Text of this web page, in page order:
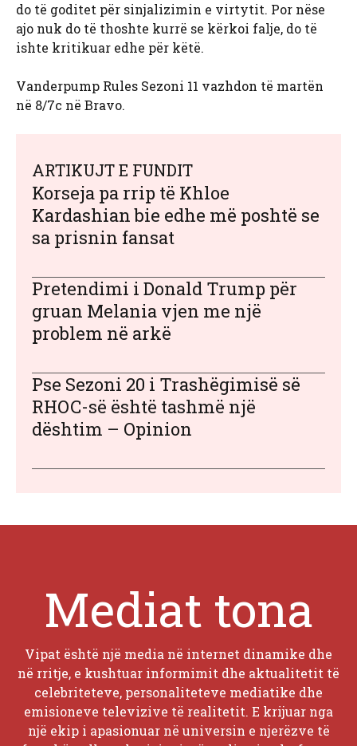
do të goditet për sinjalizimin e virtytit. Por nëse
ajo nuk do të thoshte kurrë se kërkoi falje, do të
ishte kritikuar edhe për këtë.
Vanderpump Rules Sezoni 11 vazhdon të martën
në 8/7c në Bravo.
ARTIKUJT E FUNDIT
Korseja pa rrip të Khloe
Kardashian bie edhe më poshtë se
sa prisnin fansat
Pretendimi i Donald Trump për
gruan Melania vjen me një
problem në arkë
Pse Sezoni 20 i Trashëgimisë së
RHOC-së është tashmë një
dështim – Opinion
Mediat tona
Vipat është një media në internet dinamike dhe
në rritje, e kushtuar informimit dhe aktualitetit të
celebriteteve, personaliteteve mediatike dhe
emisioneve televizive të realitetit. E krijuar nga
një ekip i apasionuar në universin e njerëzve të